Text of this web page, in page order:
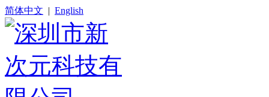
简体中文 | English